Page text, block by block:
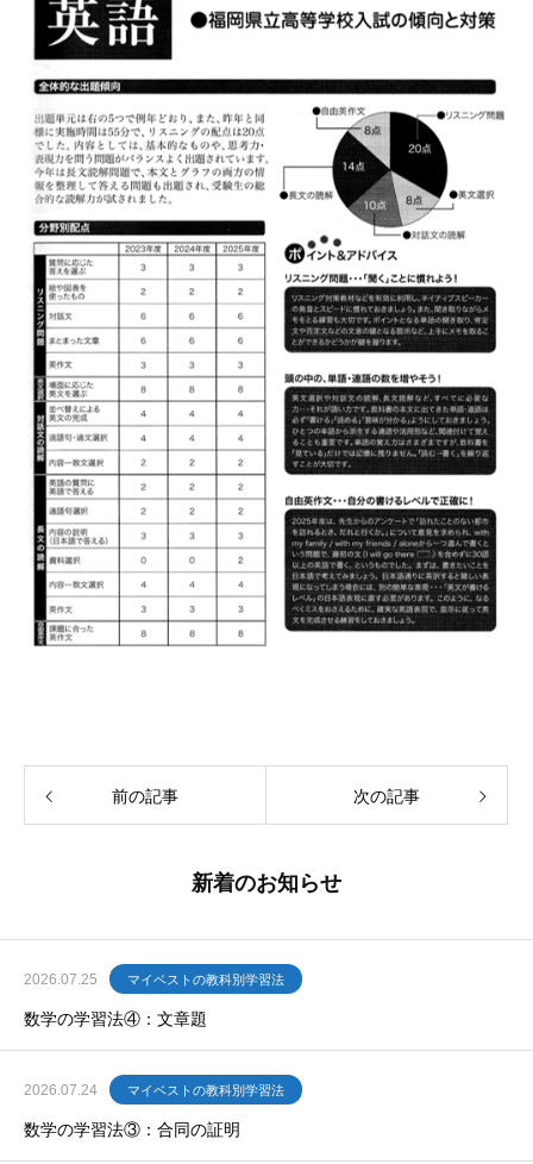
前の記事 次の記事
新着のお知らせ
2026.07.25 マイベストの教科別学習法
数学の学習法④：文章題
2026.07.24 マイベストの教科別学習法
数学の学習法③：合同の証明